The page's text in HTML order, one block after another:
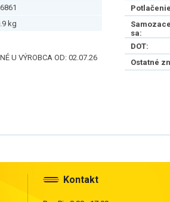
kg
U VÝROBCA OD: 02.07.26
sa:
DOT:
Ostatné
Kontakt